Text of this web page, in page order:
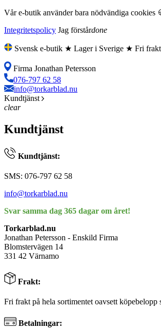
Vår e-butik använder bara nödvändiga
Integritetspolicy Jag förstårdone
Svensk e-butik ★ Lager i Sverige ★ Fri frakt
Firma Jonathan Petersson
076-797 62 58
info@torkarblad.nu
Kundtjänst
clear
Kundtjänst
Kundtjänst:
SMS: 076-797 62 58
info@torkarblad.nu
Svar samma dag 365 dagar om året!
Torkarblad.nu
Jonathan Petersson - Enskild Firma
Blomstervägen 14
331 42 Värnamo
Frakt:
Fri frakt på hela sortimentet oavsett köpebelopp
Betalningar: